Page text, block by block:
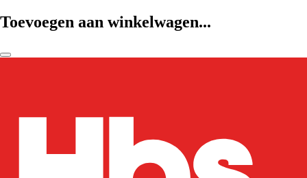
Toevoegen aan winkelwagen...